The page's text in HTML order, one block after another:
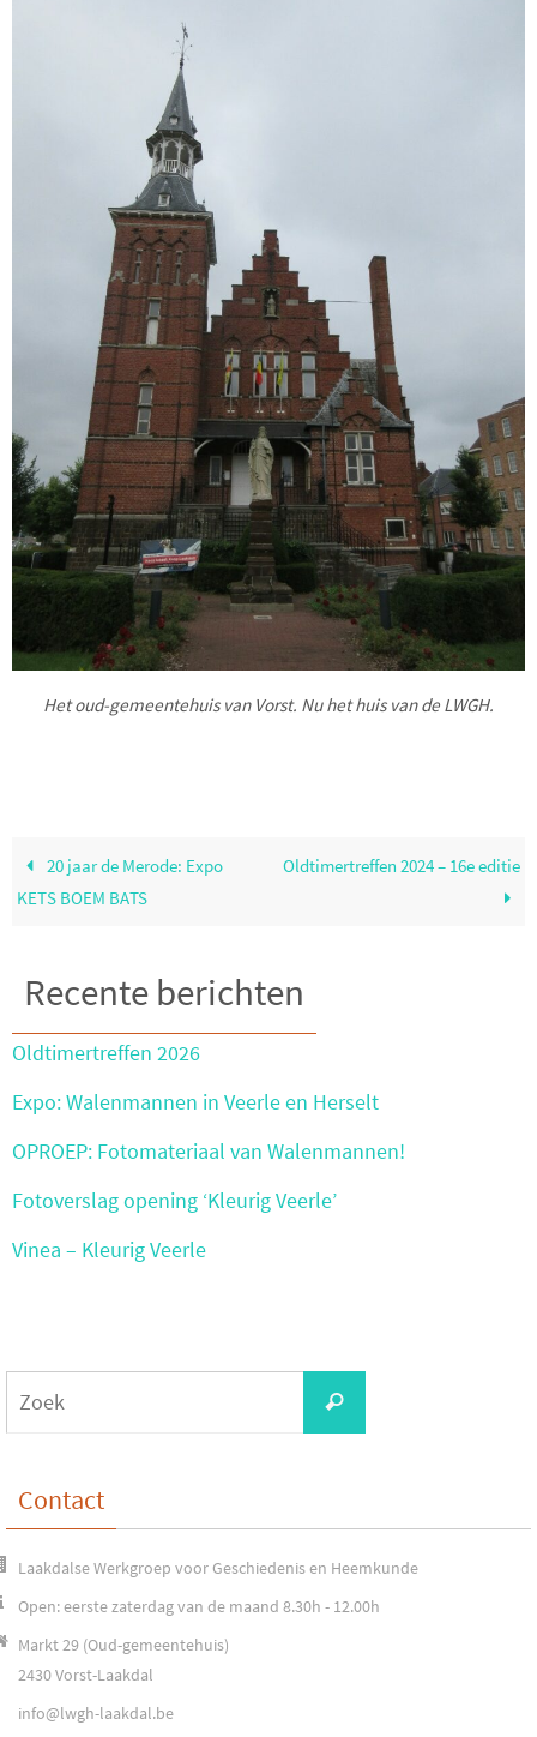
Het oud-gemeentehuis van Vorst. Nu het huis van de LWGH.
20 jaar de Merode: Expo
KETS BOEM BATS
Oldtimertreffen 2024 – 16e editie
Recente berichten
Oldtimertreffen 2026
Expo: Walenmannen in Veerle en Herselt
OPROEP: Fotomateriaal van Walenmannen!
Fotoverslag opening ‘Kleurig Veerle’
Vinea – Kleurig Veerle
Zoek
Contact
Laakdalse Werkgroep voor Geschiedenis en Heemkunde
Open: eerste zaterdag van de maand 8.30h - 12.00h
Markt 29 (Oud-gemeentehuis)
2430 Vorst-Laakdal
info@lwgh-laakdal.be